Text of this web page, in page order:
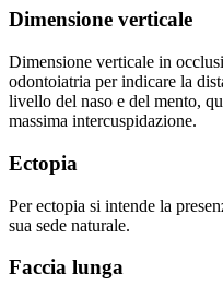
Dimensione verticale
Dimensione verticale in
odontoiatria per indicare la
livello del naso e del mento,
massima intercuspidazione.
Ectopia
Per ectopia si intende la
sua sede naturale.
Faccia lunga